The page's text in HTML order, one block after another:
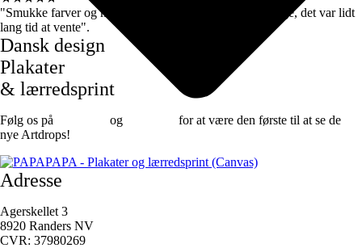
"Smukke farver og motiver, de kom dog først efter 7 dage, det var lidt
lang tid at vente".
Dansk design
Plakater
& lærredsprint
Følg os på og
for at være den første til at se de
nye Artdrops!
Adresse
Agerskellet 3
8920 Randers NV
CVR: 37980269